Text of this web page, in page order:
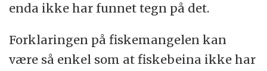
enda ikke har funnet tegn på det.
Forklaringen på fiskemangelen kan
være så enkel som at fiskebeina ikke har